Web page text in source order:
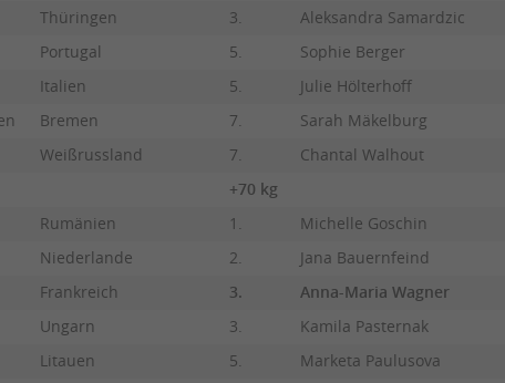
Thüringen 3. Aleksandra Samardzic
Portugal 5. Sophie Berger
Italien 5. Julie Hölterhoff
Bremen 7. Sarah Mäkelburg
Weißrussland 7. Chantal Walhout
+70 kg
Rumänien 1. Michelle Goschin
Niederlande 2. Jana Bauernfeind
Frankreich 3. Anna-Maria Wagner
Ungarn 3. Kamila Pasternak
Litauen 5. Marketa Paulusova